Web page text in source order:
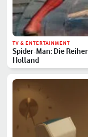
TV & ENTERTAINMENT
Spider-Man: Die
Holland